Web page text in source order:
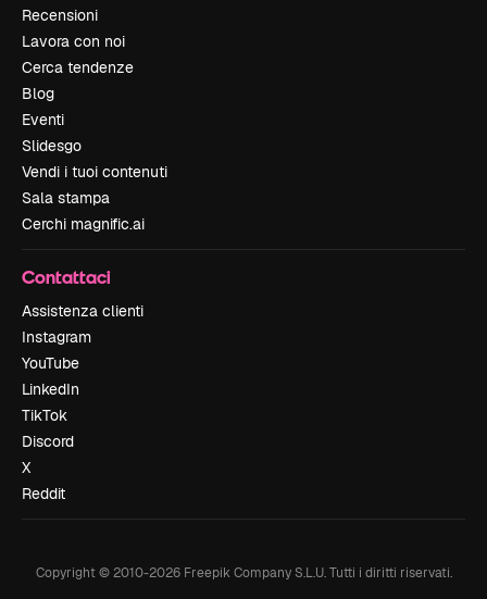
Recensioni
Lavora con noi
Cerca tendenze
Blog
Eventi
Slidesgo
Vendi i tuoi contenuti
Sala stampa
Cerchi magnific.ai
Contattaci
Assistenza clienti
Instagram
YouTube
LinkedIn
TikTok
Discord
X
Reddit
Copyright © 2010-2026Freepik Company S.L.U. Tutti i diritti riservati.